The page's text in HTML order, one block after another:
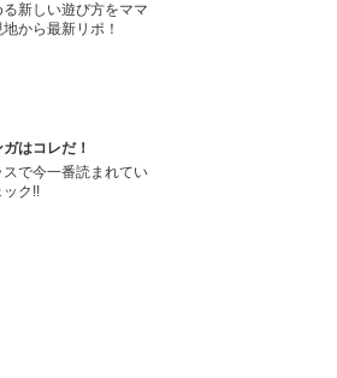
新しい遊び方をママ
から最新リポ！
はコレだ！
で今一番読まれてい
ック!!